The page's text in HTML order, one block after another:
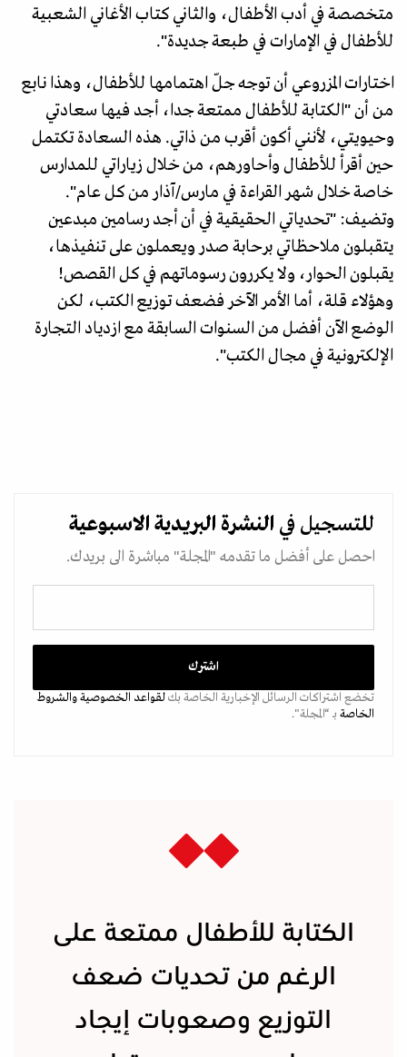
متخصصة في أدب الأطفال، والثاني كتاب الأغاني الشعبية
للأطفال في الإمارات في طبعة جديدة".
اختارات المزروعي أن توجه جلّ اهتمامها للأطفال، وهذا نابع
من أن "الكتابة للأطفال ممتعة جدا، أجد فيها سعادتي
وحيويتي، لأنني أكون أقرب من ذاتي. هذه السعادة تكتمل
حين أقرأ للأطفال وأحاورهم، من خلال زياراتي للمدارس
خاصة خلال شهر القراءة في مارس/آذار من كل عام".
وتضيف: "تحدياتي الحقيقية في أن أجد رسامين مبدعين
يتقبلون ملاحظاتي برحابة صدر ويعملون على تنفيذها،
يقبلون الحوار، ولا يكررون رسوماتهم في كل القصص!
وهؤلاء قلة، أما الأمر الآخر فضعف توزيع الكتب، لكن
الوضع الآن أفضل من السنوات السابقة مع ازدياد التجارة
الإلكترونية في مجال الكتب".
للتسجيل في النشرة البريدية الاسبوعية
احصل على أفضل ما تقدمه "المجلة" مباشرة الى بريدك.
تخضع اشتراكات الرسائل الإخبارية الخاصة بكلقواعد الخصوصيةوالشروط
الخاصة بـ “المجلة".
الكتابة للأطفال ممتعة على
الرغم من تحديات ضعف
التوزيع وصعوبات إيجاد